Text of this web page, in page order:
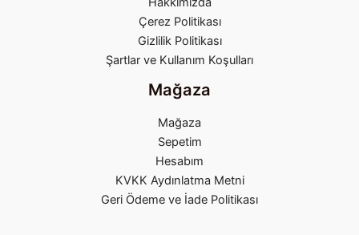
Çerez Politikası
Gizlilik Politikası
Şartlar ve Kullanım Koşulları
Mağaza
Mağaza
Sepetim
Hesabım
KVKK Aydınlatma Metni
Geri Ödeme ve İade Politikası